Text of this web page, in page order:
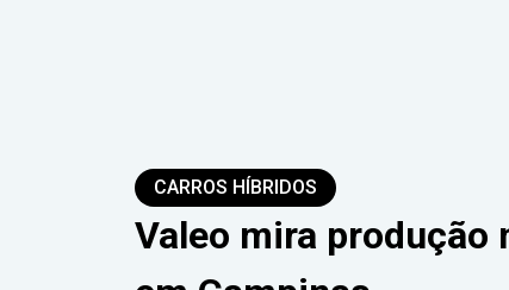
CARROS HÍBRIDOS
Valeo mira